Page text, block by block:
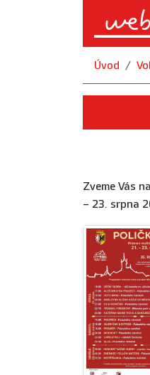
Úvod
Zveme Vás
– 23. srpna